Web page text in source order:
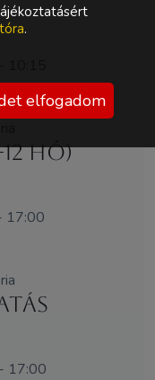
hó)
17:00
17:00
.
elfogadom